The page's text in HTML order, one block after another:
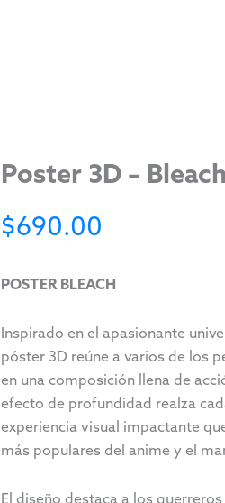
Poster 3D – Bleach
$690.00
POSTER BLEACH
Inspirado en el apasionante
póster 3D reúne a varios de los
en una composición llena de
efecto de profundidad realza
experiencia visual impactante
más populares del anime y el
El diseño destaca a los